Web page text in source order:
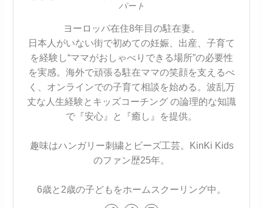
パート
ヨーロッパ在住8年目の駐在妻。
日本人がいない街で初めての妊娠、出産、子育て
を経験し“ママがおしゃべりできる場所”の必要性
を実感。海外で頑張る駐在ママの笑顔を支えるべ
く、オンラインでの子育て相談を始める。波乱万
丈な人生経験とキッズコーチング の論理的な知識
で『安心』と『癒し』を提供。
趣味はハンガリー刺繍とビーズ工芸。KinKi Kids
のファン歴25年。
6歳と2歳の子どもをホームスクーリング中。